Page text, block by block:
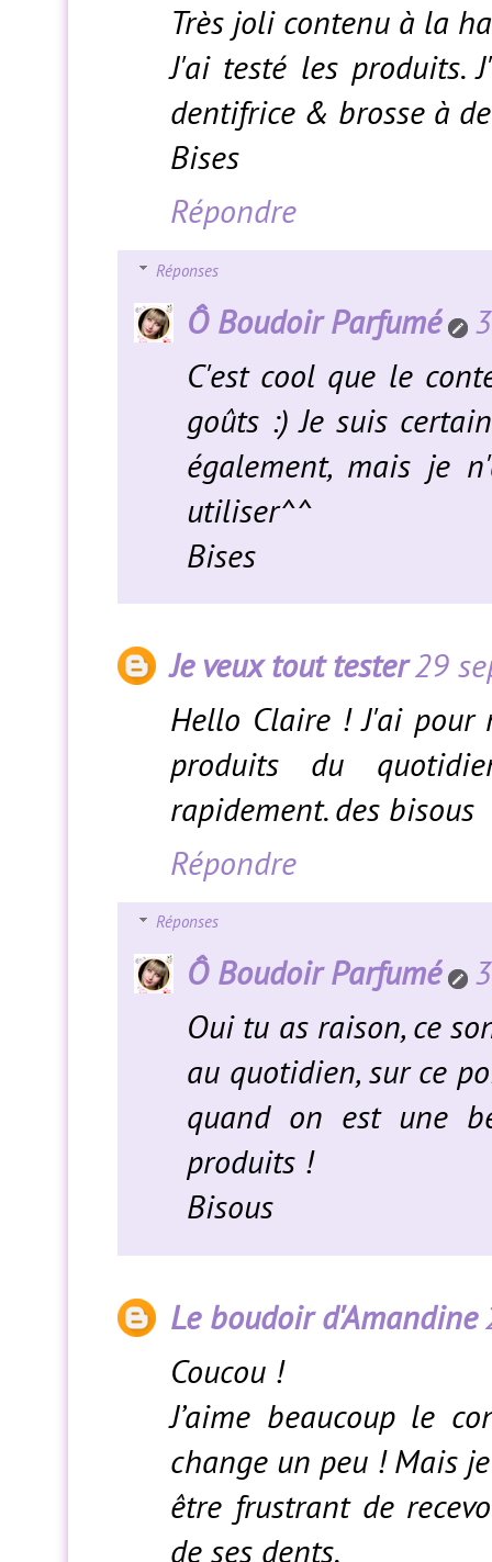
Très joli contenu à la
J'ai testé les produits.
dentifrice & brosse à
Bises
Répondre
Réponses
Ô Boudoir Parfumé
C'est cool que le
goûts :) Je suis
également, mais je
utiliser^^
Bises
Je veux tout tester29
Hello Claire ! J'ai pour
produits du
rapidement. des bisous
Répondre
Réponses
Ô Boudoir Parfumé
Oui tu as raison, ce
au quotidien, sur ce
quand on est une
produits !
Bisous
Le boudoir d'Amandine
Coucou !
J’aime beaucoup le
change un peu ! Mais
être frustrant de
de ses dents.